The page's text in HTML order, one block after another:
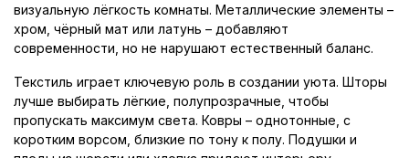
визуальную лёгкость комнаты. Металлические элементы –
хром, чёрный мат или латунь – добавляют
современности, но не нарушают естественный баланс.
Текстиль играет ключевую роль в создании уюта. Шторы
лучше выбирать лёгкие, полупрозрачные, чтобы
пропускать максимум света. Ковры – однотонные, с
коротким ворсом, близкие по тону к полу. Подушки и